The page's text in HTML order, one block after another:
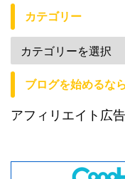
カテゴリー
ブログを始めるな
アフィリエイト広告